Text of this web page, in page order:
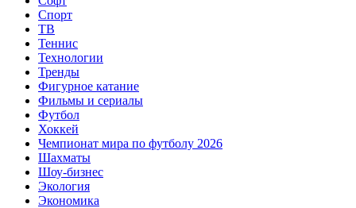
Спорт
ТВ
Теннис
Технологии
Тренды
Фигурное катание
Фильмы и сериалы
Футбол
Хоккей
Чемпионат мира по футболу 2026
Шахматы
Шоу-бизнес
Экология
Экономика